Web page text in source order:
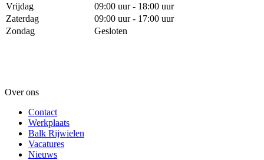
Vrijdag
09:00 uur - 18:00 uur
Zaterdag
09:00 uur - 17:00 uur
Zondag
Gesloten
Over ons
Contact
Werkplaats
Balk Rijwielen
Vacatures
Nieuws